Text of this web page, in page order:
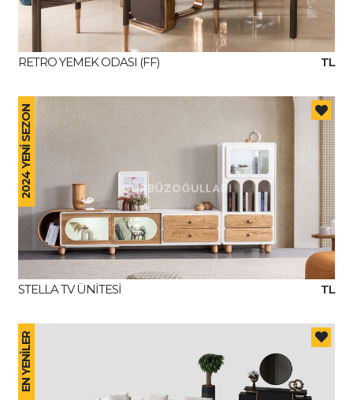
RETRO YEMEK ODASI (FF) TL
2024 YENİ SEZON
STELLA TV ÜNİTESİ TL
EN YENİLER